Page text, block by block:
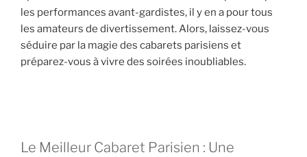
les performances avant-gardistes, il y en a pour tous
les amateurs de divertissement. Alors, laissez-vous
séduire par la magie des cabarets parisiens et
préparez-vous à vivre des soirées inoubliables.
Le Meilleur Cabaret Parisien : Une